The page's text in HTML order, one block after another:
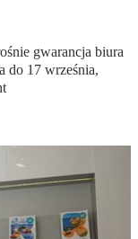
gwarancja biura
do 17 września,